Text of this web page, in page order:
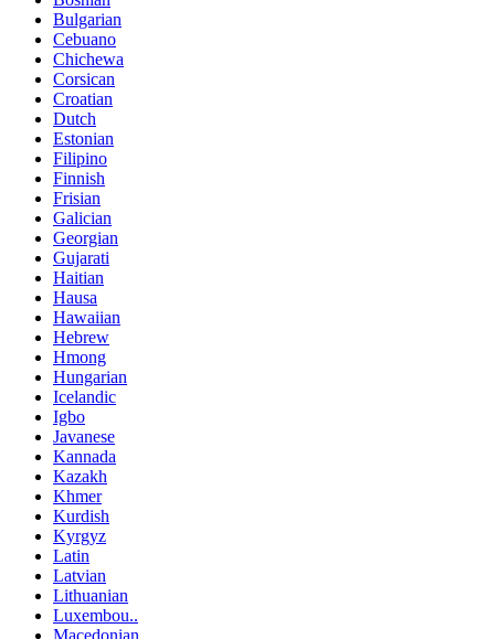
Bulgarian
Cebuano
Chichewa
Corsican
Croatian
Dutch
Estonian
Filipino
Finnish
Frisian
Galician
Georgian
Gujarati
Haitian
Hausa
Hawaiian
Hebrew
Hmong
Hungarian
Icelandic
Igbo
Javanese
Kannada
Kazakh
Khmer
Kurdish
Kyrgyz
Latin
Latvian
Lithuanian
Luxembou..